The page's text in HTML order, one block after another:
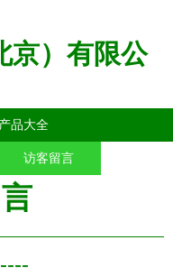
京）有限公
产品大全
访客留言